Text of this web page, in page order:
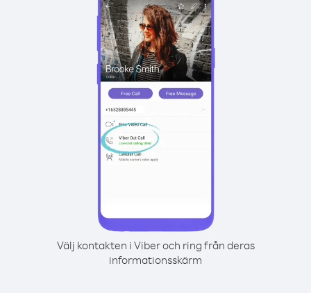
Välj kontakten i Viber och ring från deras
informationsskärm